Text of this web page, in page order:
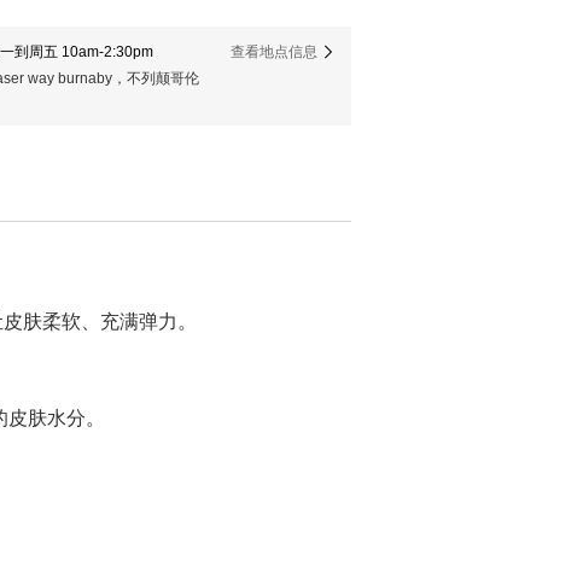
到周五 10am-2:30pm
way burnaby，不列颠哥伦
查看地点信息
肤柔软、充满弹力。
肤水分。